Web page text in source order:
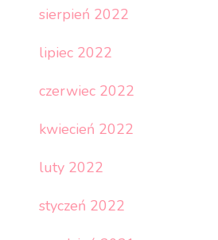
sierpień 2022
lipiec 2022
czerwiec 2022
kwiecień 2022
luty 2022
styczeń 2022